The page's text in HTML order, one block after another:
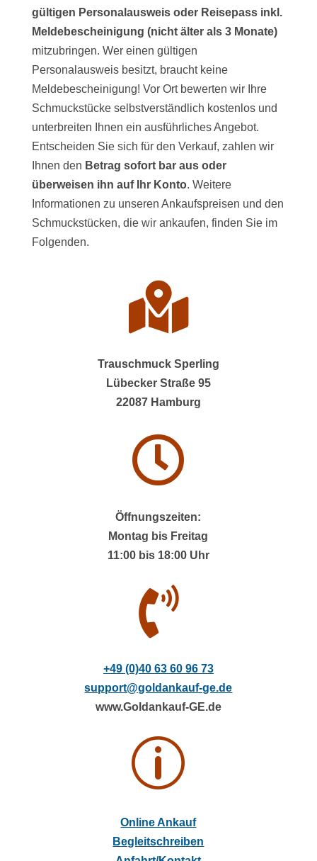
gültigen Personalausweis oder Reisepass inkl.
Meldebescheinigung (nicht älter als 3 Monate)
mitzubringen. Wer einen gültigen
Personalausweis besitzt, braucht keine
Meldebescheinigung! Vor Ort bewerten wir Ihre
Schmuckstücke selbstverständlich kostenlos und
unterbreiten Ihnen ein ausführliches Angebot.
Entscheiden Sie sich für den Verkauf, zahlen wir
Ihnen den Betrag sofort bar aus oder
überweisen ihn auf Ihr Konto. Weitere
Informationen zu unseren Ankaufspreisen und den
Schmuckstücken, die wir ankaufen, finden Sie im
Folgenden.

Trauschmuck Sperling
Lübecker Straße 95
22087 Hamburg

Öffnungszeiten:
Montag bis Freitag
11:00 bis 18:00 Uhr

+49 (0)40 63 60 96 73
support@goldankauf-ge.de
www.Goldankauf-GE.de
p
Online Ankauf
Begleitschreiben